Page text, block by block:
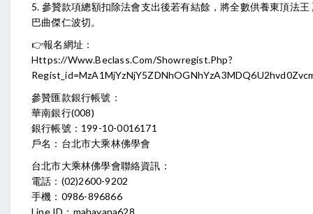
5. 參贊款項總額扣除法會支出後若有結餘，將全數供養東頂法王
巴曲傑仁波切。
👉報名網址：
Https://www.beclass.com/showregist.php?
參贊匯款銀行帳號：
華南銀行(008)
銀行帳號：199-10-0016171
戶名：台北市大乘林佛學會
台北市大乘林佛學會聯絡資訊：
電話：(02)2600-9202
手機：0986-896866